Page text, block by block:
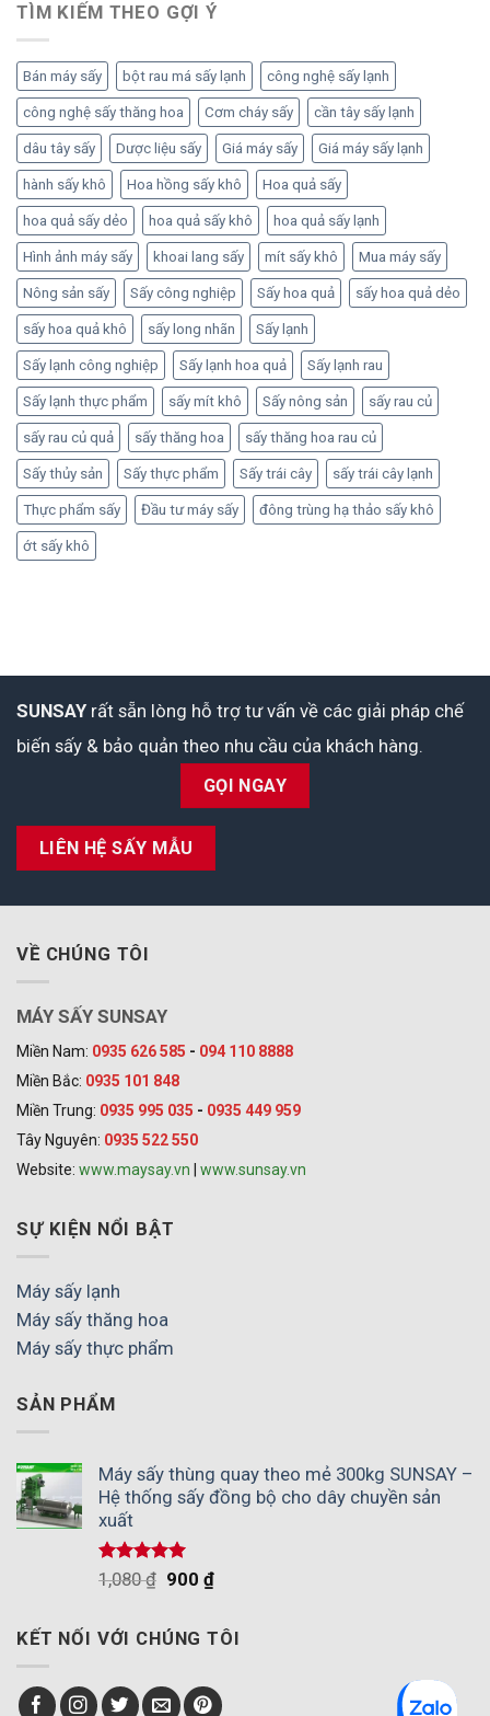
TÌM KIẾM THEO GỢI Ý
Bán máy sấy bột rau má sấy lạnh công nghệ sấy lạnh
công nghệ sấy thăng hoa Cơm cháy sấy cần tây sấy lạnh
dâu tây sấy Dược liệu sấy Giá máy sấy Giá máy sấy lạnh
hành sấy khô Hoa hồng sấy khô Hoa quả sấy
hoa quả sấy dẻo hoa quả sấy khô hoa quả sấy lạnh
Hình ảnh máy sấy khoai lang sấy mít sấy khô Mua máy sấy
Nông sản sấy Sấy công nghiệp Sấy hoa quả sấy hoa quả dẻo
sấy hoa quả khô sấy long nhãn Sấy lạnh
Sấy lạnh công nghiệp Sấy lạnh hoa quả Sấy lạnh rau
Sấy lạnh thực phẩm sấy mít khô Sấy nông sản sấy rau củ
sấy rau củ quả sấy thăng hoa sấy thăng hoa rau củ
Sấy thủy sản Sấy thực phẩm Sấy trái cây sấy trái cây lạnh
Thực phẩm sấy Đầu tư máy sấy đông trùng hạ thảo sấy khô
ớt sấy khô
SUNSAY rất sẵn lòng hỗ trợ tư vấn về các giải pháp chế
biến sấy & bảo quản theo nhu cầu của khách hàng.
GỌI NGAY
LIÊN HỆ SẤY MẪU
VỀ CHÚNG TÔI
MÁY SẤY SUNSAY
Miền Nam: 0935 626 585 - 094 110 8888
Miền Bắc: 0935 101 848
Miền Trung: 0935 995 035 - 0935 449 959
Tây Nguyên: 0935 522 550
Website: www.maysay.vn www.sunsay.vn
SỰ KIỆN NỔI BẬT
Máy sấy lạnh
Máy sấy thăng hoa
Máy sấy thực phẩm
SẢN PHẨM
Máy sấy thùng quay theo mẻ 300kg SUNSAY –
Hệ thống sấy đồng bộ cho dây chuyền sản
xuất
Được xếp
hạng
5.00
1,080₫ 900₫
KẾT NỐI VỚI CHÚNG TÔI